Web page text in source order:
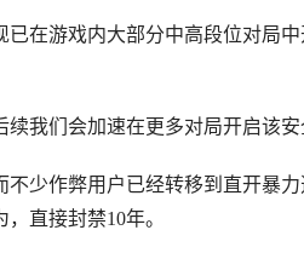
游戏内大部分中高段位对局中
们会加速在更多对局开启该安
作弊用户已经转移到直开暴力
，直接封禁10年。